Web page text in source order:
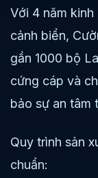
Với 4 năm
cảnh biển,
gần 1000 bộ
cứng cáp và
bảo sự an tâm
Quy trình sản
chuẩn: